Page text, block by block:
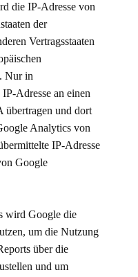
die IP-Adresse von
der
Vertragsstaaten
Nur in
Adresse an einen
übertragen und dort
Analytics von
IP-Adresse
Google
wird Google die
um die Nutzung
über die
und um